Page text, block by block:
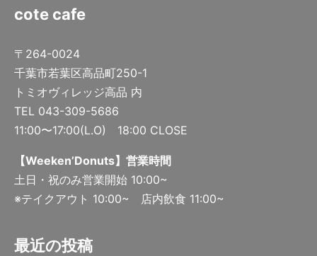
cote cafe
〒264-0024
千葉市若葉区高品町250-1
トミオヴィレッジ高品 内
TEL 043-309-5686
11:00〜17:00(L.O) 18:00 CLOSE
【Weeken’Donuts】営業時間
土日・祝のみ営業開始 10:00~
※テイクアウト 10:00~ 店内飲食 11:00~
最近の投稿